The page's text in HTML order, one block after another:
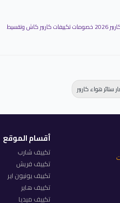
كاش وتقسيط
ستائر هواء كاريير
أقسام الموقع
تكييف شارب
تكييف فريش
تكييف يونيون اير
تكييف هاير
تكييف ميديا